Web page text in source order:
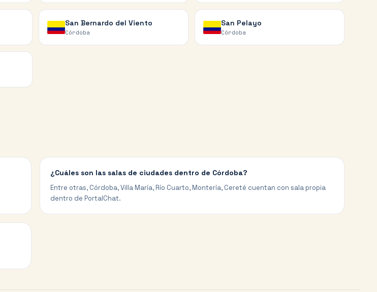
San Bernardo del Viento
Córdoba
San Pelayo
Córdoba
¿Cuáles son las salas de ciudades dentro de Córdoba?
Entre otras, Córdoba, Villa María, Río Cuarto, Montería, Cereté cuentan con sala propia
dentro de PortalChat.